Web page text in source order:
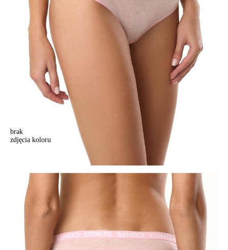
brak
zdjęcia koloru
Majtki damskie ULTIMATE COMFORT LB 996 (w pudełku),r.90,
Majtki damskie ULTIMATE COMFORT LB 996 (w pudełku),r.90,
różmelanż
44,90 zł
Kolory:
BRAK
ZDJĘCIA
Tabela rozmiarów
90/XS